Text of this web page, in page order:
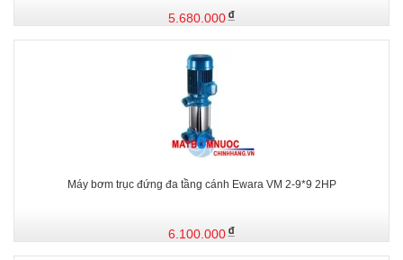
5.680.000
Máy bơm trục đứng đa tầng cánh Ewara VM 2-9*9 2HP
6.100.000